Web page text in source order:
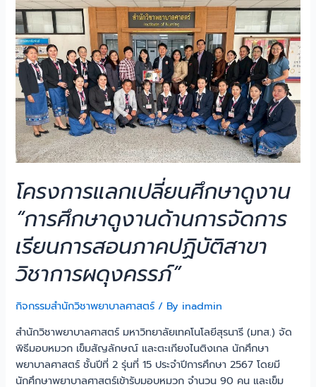
โครงการแลกเปลี่ยนศึกษาดูงาน
“การศึกษาดูงานด้านการจัดการ
เรียนการสอนภาคปฏิบัติสาขา
วิชาการผดุงครรภ์”
กิจกรรมสำนักวิชาพยาบาลศาสตร์ / By inadmin
สำนักวิชาพยาบาลศาสตร์ มหาวิทยาลัยเทคโนโลยีสุรนารี (มทส.) จัด
พิธีมอบหมวก เข็มสัญลักษณ์ และตะเกียงไนติงเกล นักศึกษา
พยาบาลศาสตร์ ชั้นปีที่ 2 รุ่นที่ 15 ประจำปีการศึกษา 2567 โดยมี
นักศึกษาพยาบาลศาสตร์เข้ารับมอบหมวก จำนวน 90 คน และเข็ม